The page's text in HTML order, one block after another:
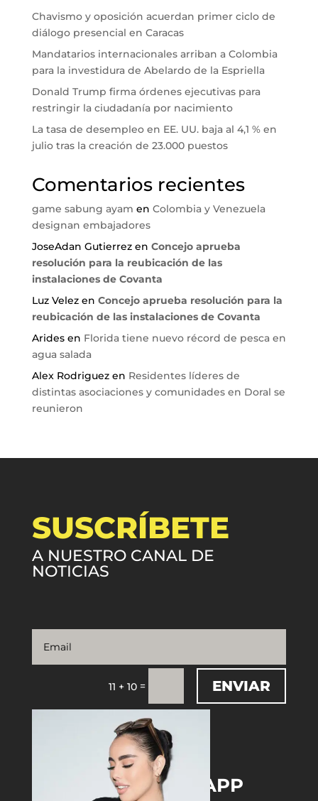
Chavismo y oposición acuerdan primer ciclo de
diálogo presencial en Caracas
Mandatarios internacionales arriban a Colombia
para la investidura de Abelardo de la Espriella
Donald Trump firma órdenes ejecutivas para
restringir la ciudadanía por nacimiento
La tasa de desempleo en EE. UU. baja al 4,1 % en
julio tras la creación de 23.000 puestos
Comentarios recientes
game sabung ayam en Colombia y Venezuela
designan embajadores
JoseAdan Gutierrezen Concejo aprueba
resolución para la reubicación de las
instalaciones de Covanta
Luz Velezen Concejo aprueba resolución para la
reubicación de las instalaciones de Covanta
Aridesen Florida tiene nuevo récord de pesca en
agua salada
Alex Rodriguezen Residentes líderes de
distintas asociaciones y comunidades en Doral se
reunieron
SUSCRÍBETE
A NUESTRO CANAL DE
NOTICIAS
11 + 10 = ENVIAR
DOWNLOAD THE APP